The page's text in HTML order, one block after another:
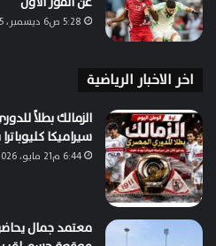
5:28 ص6 ديسمبر، 2025
اخر الاخبار الرياضية
الزمالك بطلاً
سيراميكا
6:44 م21 مايو، 2026
معتمد جمال